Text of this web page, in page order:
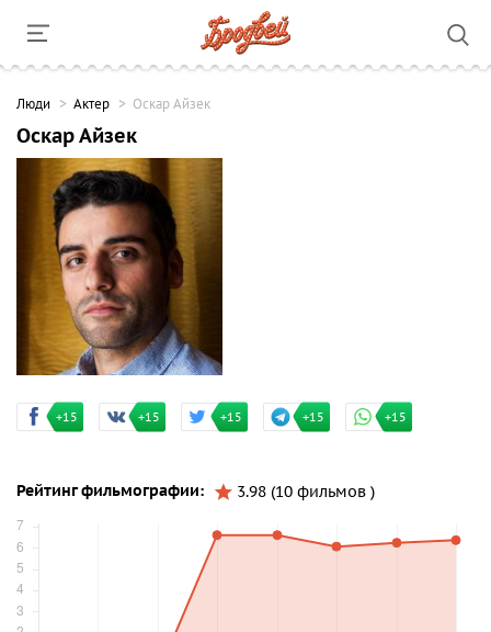
Люди Актер Оскар Айзек
Оскар Айзек
+15 +15 +15 +15 +15
Рейтинг фильмографии: 3.98 (10 фильмов )